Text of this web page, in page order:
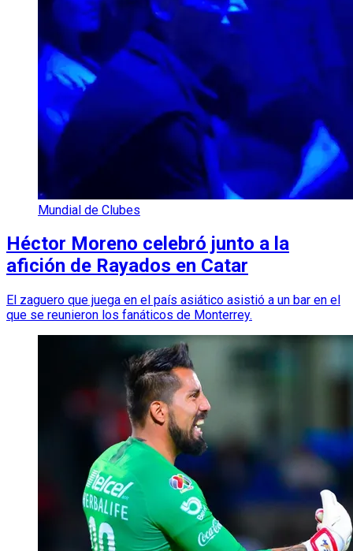
Mundial de Clubes
Héctor Moreno celebró junto a la
afición de Rayados en Catar
El zaguero que juega en el país asiático asistió a un bar en el
que se reunieron los fanáticos de Monterrey.